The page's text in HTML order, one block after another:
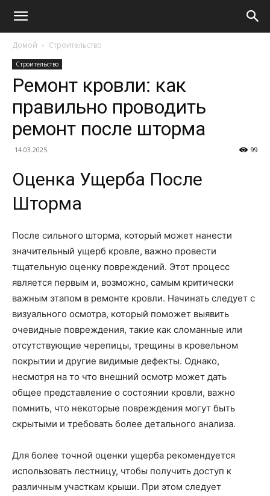
Домой Строительство
Строительство
Ремонт кровли: как
правильно проводить
ремонт после шторма
14.03.2025 99
Оценка Ущерба После
Шторма
После сильного шторма, который может нанести
значительный ущерб кровле, важно провести
тщательную оценку повреждений. Этот процесс
является первым и, возможно, самым критически
важным этапом в ремонте кровли. Начинать следует с
визуального осмотра, который поможет выявить
очевидные повреждения, такие как сломанные или
отсутствующие черепицы, трещины в кровельном
покрытии и другие видимые дефекты. Однако,
несмотря на то что внешний осмотр может дать
общее представление о состоянии кровли, важно
помнить, что некоторые повреждения могут быть
скрытыми и требовать более детального анализа.
Для более точной оценки ущерба рекомендуется
использовать лестницу, чтобы получить доступ к
различным участкам крыши. При этом следует